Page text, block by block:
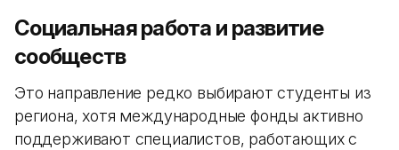
Социальная работа и развитие
сообществ
Это направление редко выбирают студенты из
региона, хотя международные фонды активно
поддерживают специалистов, работающих с